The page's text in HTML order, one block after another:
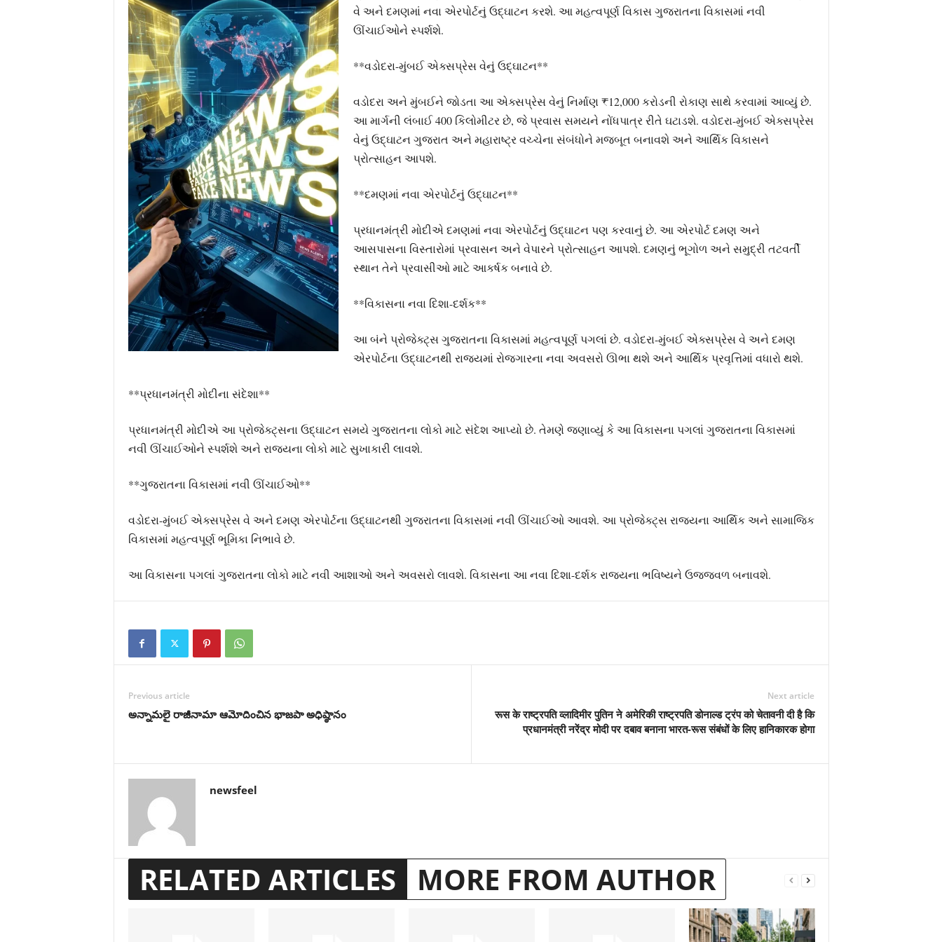
વે અને દમણમાં નવા એરપોર્ટનું ઉદ્ઘાટન કરશે. આ મહત્વપૂર્ણ વિકાસ ગુજરાતના વિકાસમાં નવી
ઊંચાઈઓને સ્પર્શશે.
**વડોદરા-મુંબઈ એક્સપ્રેસ વેનું ઉદ્ઘાટન**
વડોદરા અને મુંબઈને જોડતા આ એક્સપ્રેસ વેનું નિર્માણ ₹12,000 કરોડની રોકાણ સાથે કરવામાં આવ્યું છે.
આ માર્ગની લંબાઈ 400 કિલોમીટર છે, જે પ્રવાસ સમયને નોંધપાત્ર રીતે ઘટાડશે. વડોદરા-મુંબઈ એક્સપ્રેસ
વેનું ઉદ્ઘાટન ગુજરાત અને મહારાષ્ટ્ર વચ્ચેના સંબંધોને મજબૂત બનાવશે અને આર્થિક વિકાસને
પ્રોત્સાહન આપશે.
**દમણમાં નવા એરપોર્ટનું ઉદ્ઘાટન**
પ્રધાનમંત્રી મોદીએ દમણમાં નવા એરપોર્ટનું ઉદ્ઘાટન પણ કરવાનું છે. આ એરપોર્ટ દમણ અને
આસપાસના વિસ્તારોમાં પ્રવાસન અને વેપારને પ્રોત્સાહન આપશે. દમણનું ભૂગોળ અને સમુદ્રી તટવર્તી
સ્થાન તેને પ્રવાસીઓ માટે આકર્ષક બનાવે છે.
**વિકાસના નવા દિશા-દર્શક**
આ બંને પ્રોજેક્ટ્સ ગુજરાતના વિકાસમાં મહત્વપૂર્ણ પગલાં છે. વડોદરા-મુંબઈ એક્સપ્રેસ વે અને દમણ
એરપોર્ટના ઉદ્ઘાટનથી રાજ્યમાં રોજગારના નવા અવસરો ઊભા થશે અને આર્થિક પ્રવૃત્તિમાં વધારો થશે.
**પ્રધાનમંત્રી મોદીના સંદેશા**
પ્રધાનમંત્રી મોદીએ આ પ્રોજેક્ટ્સના ઉદ્ઘાટન સમયે ગુજરાતના લોકો માટે સંદેશ આપ્યો છે. તેમણે જણાવ્યું કે આ વિકાસના પગલાં ગુજરાતના વિકાસમાં
નવી ઊંચાઈઓને સ્પર્શશે અને રાજ્યના લોકો માટે સુખાકારી લાવશે.
**ગુજરાતના વિકાસમાં નવી ઊંચાઈઓ**
વડોદરા-મુંબઈ એક્સપ્રેસ વે અને દમણ એરપોર્ટના ઉદ્ઘાટનથી ગુજરાતના વિકાસમાં નવી ઊંચાઈઓ આવશે. આ પ્રોજેક્ટ્સ રાજ્યના આર્થિક અને સામાજિક
વિકાસમાં મહત્વપૂર્ણ ભૂમિકા નિભાવે છે.
આ વિકાસના પગલાં ગુજરાતના લોકો માટે નવી આશાઓ અને અવસરો લાવશે. વિકાસના આ નવા દિશા-દર્શક રાજ્યના ભવિષ્યને ઉજ્જવળ બનાવશે.
Previous article
అన్నామలై రాజీనామా ఆమోదించిన భాజపా అధిష్ఠానం
Next article
रूस के राष्ट्रपति व्लादिमीर पुतिन ने अमेरिकी राष्ट्रपति डोनाल्ड ट्रंप को चेतावनी दी है कि
प्रधानमंत्री नरेंद्र मोदी पर दबाव बनाना भारत-रूस संबंधों के लिए हानिकारक होगा
newsfeel
RELATED ARTICLES MORE FROM AUTHOR